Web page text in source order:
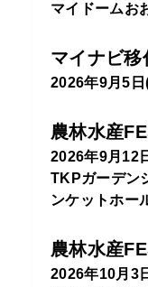
マイドームお
マイナビ移
2026年9月5日
農林水産
2026年9月12
TKPガーデン
ンケットホー
農林水産
2026年10月3